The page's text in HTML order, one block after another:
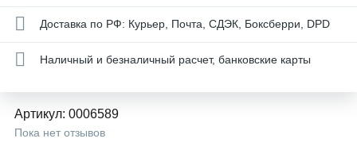
Доставка по РФ: Курьер, Почта, СДЭК, Боксберри, DPD
Наличный и безналичный расчет, банковские карты
Артикул: 0006589
Пока нет отзывов